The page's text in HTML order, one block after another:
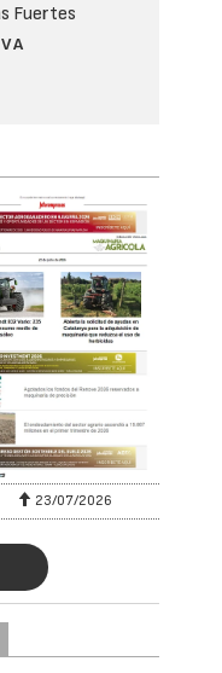
Fuertes
23/07/2026